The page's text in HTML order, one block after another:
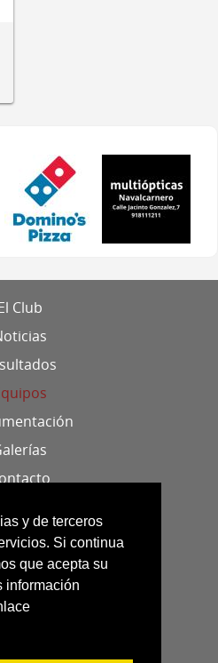
y de terceros
Si continua
que acepta su
información
Club
legal
de cookies